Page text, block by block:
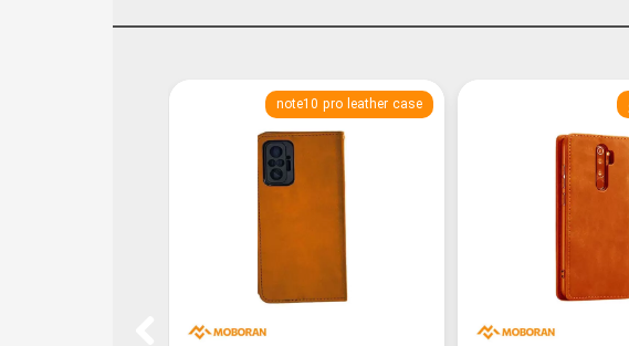
note10 pro leather case